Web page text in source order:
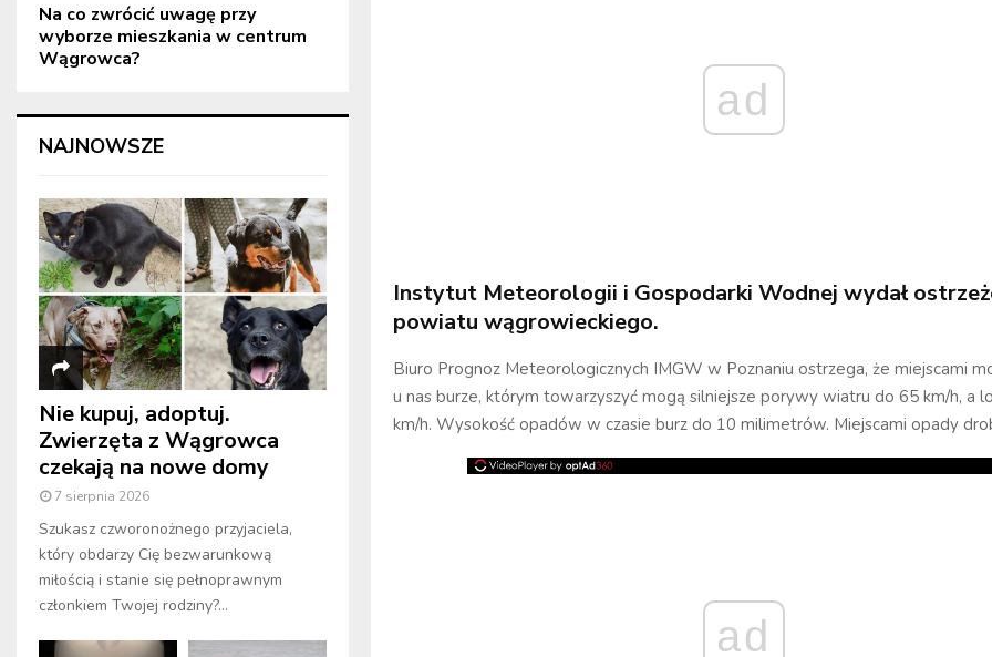
ad
Instytut Meteorologii i Gospodarki Wodnej wydał
powiatu wągrowieckiego.
Biuro Prognoz Meteorologicznych IMGW w Poznaniu ostrzega, że miejscami
u nas burze, którym towarzyszyć mogą silniejsze porywy wiatru do 65 km/h, a
km/h. Wysokość opadów w czasie burz do 10 milimetrów. Miejscami opady
ad
Na co zwrócić uwagę przy
wyborze mieszkania w centrum
Wągrowca?
NAJNOWSZE
Nie kupuj, adoptuj.
Zwierzęta z Wągrowca
czekają na nowe domy
7 sierpnia 2026
Szukasz czworonożnego przyjaciela,
który obdarzy Cię bezwarunkową
miłością i stanie się pełnoprawnym
członkiem Twojej rodziny?...